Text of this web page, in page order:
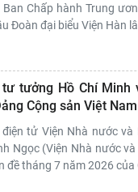
Ban Chấp hành Trung
Đoàn đại biểu Viện Hàn
tư tưởng Hồ Chí
Cộng sản Việt
tử Viện Nhà nước
Ngọc (Viện Nhà nước
đề tháng 7 năm 2026